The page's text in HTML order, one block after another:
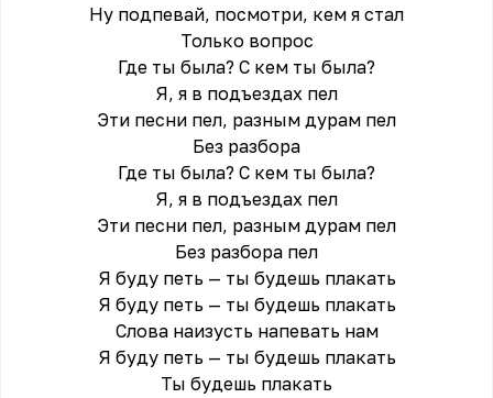
Ну подпевай, посмотри, кем я стал
Только вопрос
Где ты была? С кем ты была?
Я, я в подъездах пел
Эти песни пел, разным дурам пел
Без разбора
Где ты была? С кем ты была?
Я, я в подъездах пел
Эти песни пел, разным дурам пел
Без разбора пел
Я буду петь — ты будешь плакать
Я буду петь — ты будешь плакать
Слова наизусть напевать нам
Я буду петь — ты будешь плакать
Ты будешь плакать